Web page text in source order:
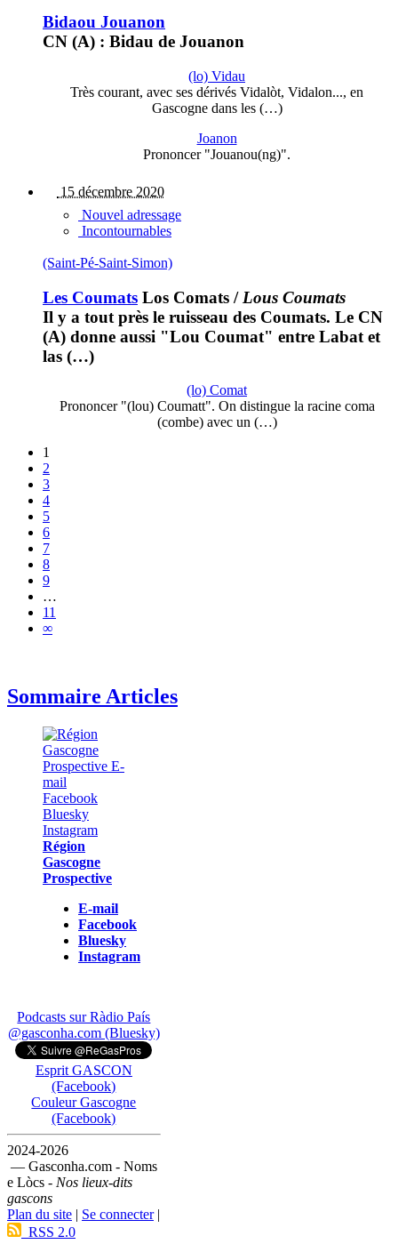
Bidaou Jouanon
CN (A) : Bidau de Jouanon
(lo) Vidau
Très courant, avec ses dérivés Vidalòt, Vidalon..., en
Gascogne dans les (…)
Joanon
Prononcer "Jouanou(ng)".
15 décembre 2020
Nouvel adressage
Incontournables
(Saint-Pé-Saint-Simon)
Les Coumats Los Comats / Lous Coumats
Il y a tout près le ruisseau des Coumats. Le CN
(A) donne aussi "Lou Coumat" entre Labat et
las (…)
(lo) Comat
Prononcer "(lou) Coumatt". On distingue la racine coma
(combe) avec un (…)
1
2
3
4
5
6
7
8
9
…
11
∞
Sommaire Articles
Région
Gascogne
Prospective
E-mail
Facebook
Bluesky
Instagram
Podcasts sur Ràdio País
@gasconha.com (Bluesky)
Esprit GASCON
(Facebook)
Couleur Gascogne
(Facebook)
2024-2026
— Gasconha.com - Noms
e Lòcs - Nos lieux-dits
gascons
Plan du site | Se connecter|
RSS 2.0